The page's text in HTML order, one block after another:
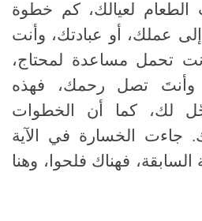
الطعام لعيالك، كم خطوة
عملك، أو عبادتك، وأنت
تحمل مساعدة لمحتاج،
وأنتَ تصل رحمك، فهذه
لك، كما أن الخطوات
جاءت الخسارة في الآية
السابقة، فهناك فلحوا، وهنا